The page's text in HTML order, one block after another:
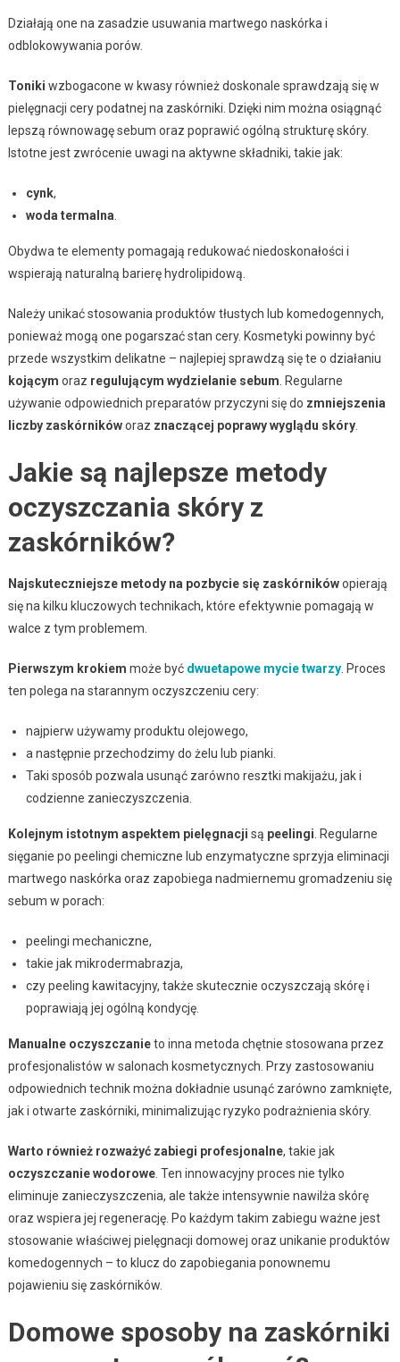
Działają one na zasadzie usuwania martwego naskórka i
odblokowywania porów.
Toniki wzbogacone w kwasy również doskonale sprawdzają się w
pielęgnacji cery podatnej na zaskórniki. Dzięki nim można osiągnąć
lepszą równowagę sebum oraz poprawić ogólną strukturę skóry.
Istotne jest zwrócenie uwagi na aktywne składniki, takie jak:
cynk,
woda termalna
Obydwa te elementy pomagają redukować niedoskonałości i
wspierają naturalną barierę hydrolipidową.
Należy unikać stosowania produktów tłustych lub komedogennych,
ponieważ mogą one pogarszać stan cery. Kosmetyki powinny być
przede wszystkim delikatne – najlepiej sprawdzą się te o działaniu
kojącym oraz regulującym wydzielanie sebum . Regularne
używanie odpowiednich preparatów przyczyni się do zmniejszenia
liczby zaskórnikóworaz znaczącej poprawy wyglądu skóry.
Jakie są najlepsze metody
oczyszczania skóry z
zaskórników?
Najskuteczniejsze metody na pozbycie się zaskórnikówopierają
się na kilku kluczowych technikach, które efektywnie pomagają w
walce z tym problemem.
Pierwszym krokiem może być dwuetapowe mycie twarzy. Proces
ten polega na starannym oczyszczeniu cery:
najpierw używamy produktu olejowego,
a następnie przechodzimy do żelu lub pianki.
Taki sposób pozwala usunąć zarówno resztki makijażu, jak i
codzienne zanieczyszczenia.
Kolejnym istotnym aspektem pielęgnacji są peelingi . Regularne
sięganie po peelingi chemiczne lub enzymatyczne sprzyja eliminacji
martwego naskórka oraz zapobiega nadmiernemu gromadzeniu się
sebum w porach:
peelingi mechaniczne,
takie jak mikrodermabrazja,
czy peeling kawitacyjny, także skutecznie oczyszczają skórę i
poprawiają jej ogólną kondycję.
Manualne oczyszczanieto inna metoda chętnie stosowana przez
profesjonalistów w salonach kosmetycznych. Przy zastosowaniu
odpowiednich technik można dokładnie usunąć zarówno zamknięte,
jak i otwarte zaskórniki, minimalizując ryzyko podrażnienia skóry.
Warto również rozważyć zabiegi profesjonalne, takie jak
oczyszczanie wodorowe. Ten innowacyjny proces nie tylko
eliminuje zanieczyszczenia, ale także intensywnie nawilża skórę
oraz wspiera jej regenerację. Po każdym takim zabiegu ważne jest
stosowanie właściwej pielęgnacji domowej oraz unikanie produktów
komedogennych – to klucz do zapobiegania ponownemu
pojawieniu się zaskórników.
Domowe sposoby na zaskórniki